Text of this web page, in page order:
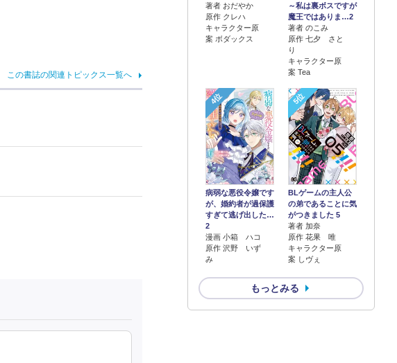
この書誌の関連トピックス一覧へ
著者 おだやか
原作 クレハ
キャラクター原
案 ボダックス
～私は裏ボスですが
魔王ではありま…2
著者 のこみ
原作 七夕 さと
り
キャラクター原
案 Tea
4位
病弱な悪役令嬢です
が、婚約者が過保護
すぎて逃げ出した…
2
漫画 小箱 ハコ
原作 沢野 いず
み
5位
BLゲームの主人公
の弟であることに気
がつきました 5
著者 加奈
原作 花果 唯
キャラクター原
案 しヴぇ
もっとみる